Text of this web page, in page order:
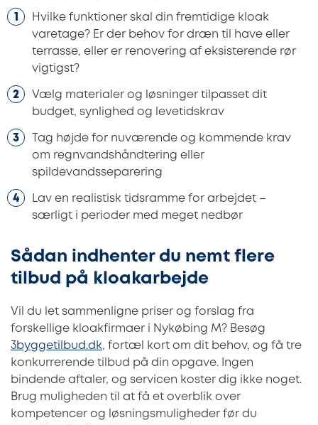
Hvilke funktioner skal din fremtidige kloak
varetage? Er der behov for dræn til have eller
terrasse, eller er renovering af eksisterende rør
vigtigst?
Vælg materialer og løsninger tilpasset dit
budget, synlighed og levetidskrav
Tag højde for nuværende og kommende krav
om regnvandshåndtering eller
spildevandsseparering
Lav en realistisk tidsramme for arbejdet –
særligt i perioder med meget nedbør
Sådan indhenter du nemt flere
tilbud på kloakarbejde
Vil du let sammenligne priser og forslag fra
forskellige kloakfirmaer i Nykøbing M? Besøg
3byggetilbud.dk, fortæl kort om dit behov, og få tre
konkurrerende tilbud på din opgave. Ingen
bindende aftaler, og servicen koster dig ikke noget.
Brug muligheden til at få et overblik over
kompetencer og løsningsmuligheder før du